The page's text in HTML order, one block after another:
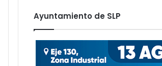
Ayuntamiento de SLP